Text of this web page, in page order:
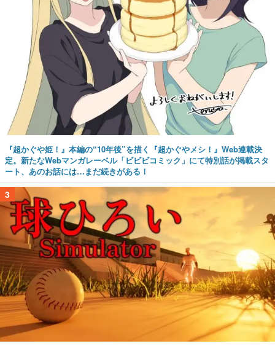
『超かぐや姫！』本編の“10年後”を描く『超かぐやメシ！』Web連載決
定。新たなWebマンガレーベル「ビビビコミック」にて特別話が掲載スタ
ート、あのお話には…まだ続きがある！
3